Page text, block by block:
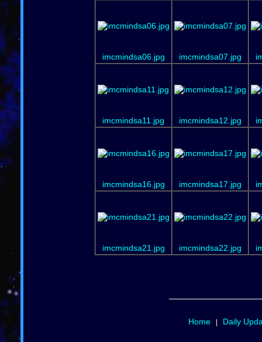
imcmindsa06.jpg imcmindsa07.jpg
imcmindsa11.jpg imcmindsa12.jpg
imcmindsa16.jpg imcmindsa17.jpg
imcmindsa21.jpg imcmindsa22.jpg
Home| Daily